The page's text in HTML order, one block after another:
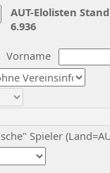
Vorname
Spieler
AUT-Elolisten
6.936